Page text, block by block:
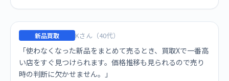
新品買取 Kさん（40代）
「使わなくなった新品をまとめて売るとき、買取Xで一番高
い店をすぐ見つけられます。価格推移も見られるので売り
時の判断に欠かせません。」